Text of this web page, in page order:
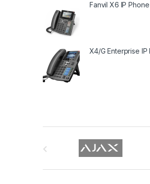
Fanvil X6 IP Phone
X4/G Enterprise IP